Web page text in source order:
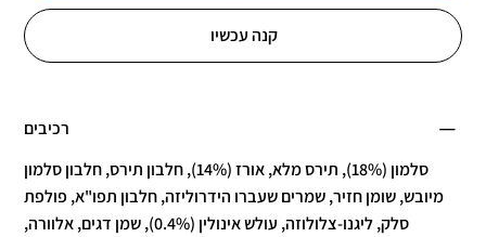
קנה עכשיו
רכיבים
סלמון (18%), תירס מלא, אורז (14%), חלבון תירס, חלבון סלמון
מיובש, שומן חזיר, שמרים שעברו הידרוליזה, חלבון תפו"א, פולפת
סלק, ליגנו-צלולוזה, עולש אינולין (0.4%), שמן דגים, אלוורה,